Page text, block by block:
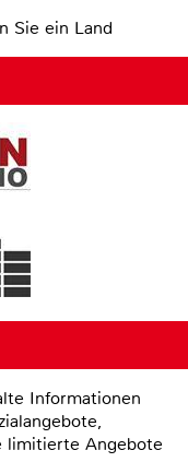
Sie ein Land
Informationen
limitierte Angebote